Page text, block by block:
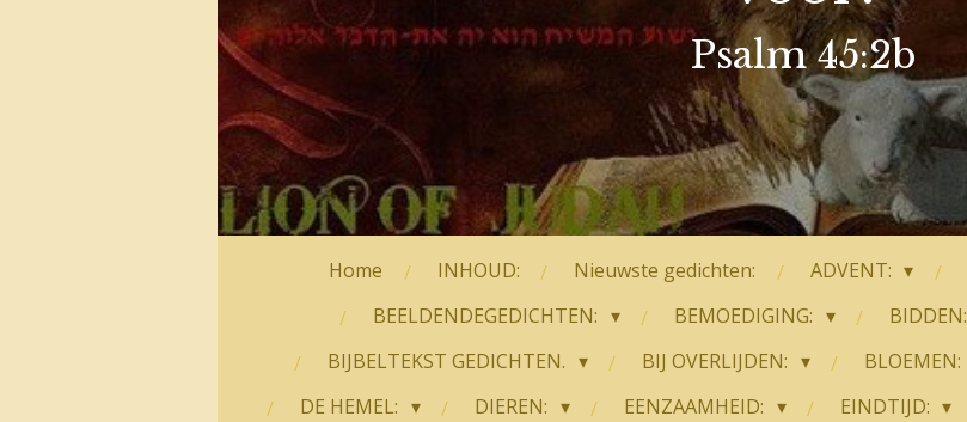
Psalm 45:2b
Home INHOUD: Nieuwste gedichten: ADVENT:
BEELDENDEGEDICHTEN:
BEMOEDIGING: BIDDEN:
BIJBELTEKST GEDICHTEN.
BIJ OVERLIJDEN: BLOEMEN:
DE HEMEL:
DIEREN: EENZAAMHEID: EINDTIJD: